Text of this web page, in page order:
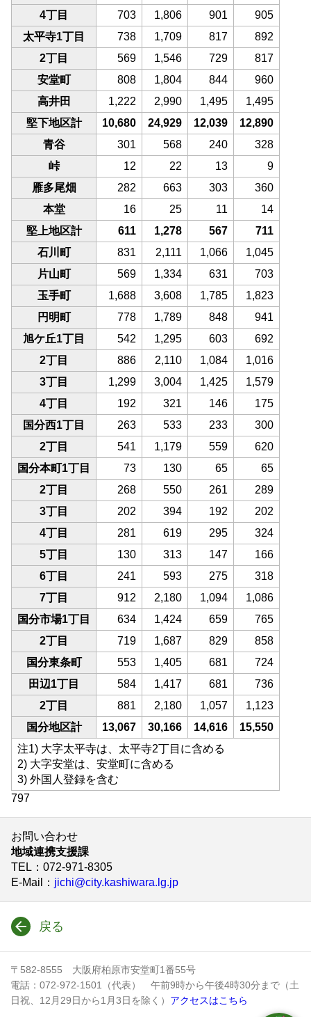
4丁目
703 1,806 901
905
太平寺1丁目
738 1,709 817
892
2丁目
569 1,546 729
817
安堂町
808 1,804 844
960
高井田
1,222 2,990 1,495
1,495
堅下地区計
10,680 24,929 12,039
12,890
青谷
301 568 240
328
峠
12 22 13
9
雁多尾畑
282 663 303
360
本堂
16 25 11
14
堅上地区計
611 1,278 567
711
石川町
831 2,111 1,066
1,045
片山町
569 1,334 631
703
玉手町
1,688 3,608 1,785
1,823
円明町
778 1,789 848
941
旭ケ丘1丁目
542 1,295 603
692
2丁目
886 2,110 1,084
1,016
3丁目
1,299 3,004 1,425
1,579
4丁目
192 321 146
175
国分西1丁目
263 533 233
300
2丁目
541 1,179 559
620
国分本町1丁目
73 130 65
65
2丁目
268 550 261
289
3丁目
202 394 192
202
4丁目
281 619 295
324
5丁目
130 313 147
166
6丁目
241 593 275
318
7丁目
912 2,180 1,094
1,086
国分市場1丁目
634 1,424 659
765
2丁目
719 1,687 829
858
国分東条町
553 1,405 681
724
田辺1丁目
584 1,417 681
736
2丁目
881 2,180 1,057
1,123
国分地区計
13,067 30,166 14,616
15,550
注1) 大字太平寺は、太平寺2丁目に含める
2) 大字安堂は、安堂町に含める
3) 外国人登録を含む
797
お問い合わせ
地域連携支援課
TEL ：072-971-8305
E-Mail
： jichi@city.kashiwara.lg.jp
戻る
〒582-8555 大阪府柏原市安堂町1番55号
電話：072-972-1501（代表） 午前9時から午後4時30分まで（土
日祝、12月29日から1月3日を除く） アクセスはこちら